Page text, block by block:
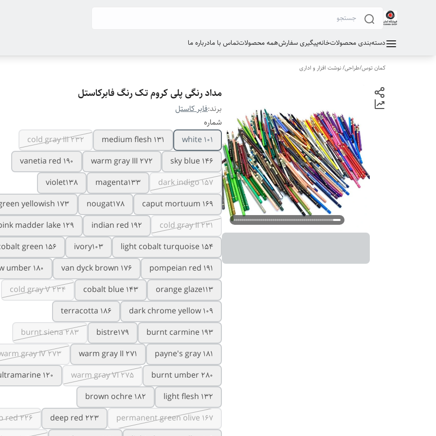
دسته‌بندی محصولاتخانهپیگیری سفارشهمه محصولاتتماس با مادرباره ما
کمان توس/طراحی/ نوشت افزار و اداری
مداد رنگی پلی کروم تک رنگ فابرکاستل
برند:فابر کاستل
شماره
101 white
medium flesh 131
cold gray III 232
sky blue 146
warm gray III 272
vanetia red 190
dark indigo 157
magenta133
violet138
caput mortuum 169
nougat178
yellowish 173
cold gray II 231
indian red 192
madder lake 129
light cobalt turquoise 154
ivory103
green 156
pompeian red 191
van dyck brown 176
umber 180
orange glaze113
cobalt blue 143
cold gray V 234
dark chrome yellow 109
terracotta 186
burnt carmine 193
bistre179
burnt siena 283
payne's gray 181
warm gray II 271
gray IV 273
burnt umber 280
warm gray VI 275
120
light flesh 132
brown ochre 182
permanent green olive 167
deep red 223
red 226